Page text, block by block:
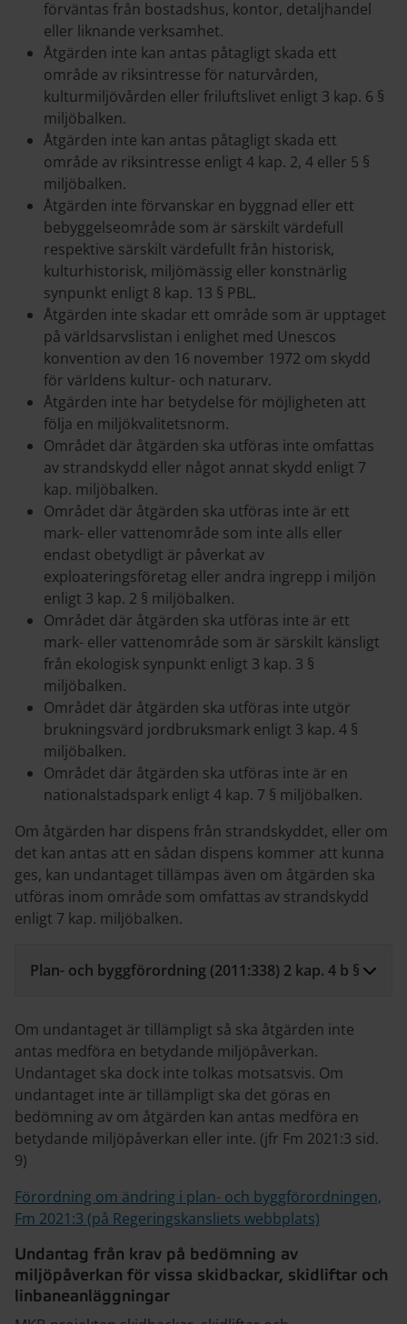
förväntas från bostadshus, kontor, detaljhandel
eller liknande verksamhet.
Åtgärden inte kan antas påtagligt skada ett
område av riksintresse för naturvården,
kulturmiljövården eller friluftslivet enligt 3 kap. 6 §
miljöbalken.
Åtgärden inte kan antas påtagligt skada ett
område av riksintresse enligt 4 kap. 2, 4 eller 5 §
miljöbalken.
Åtgärden inte förvanskar en byggnad eller ett
bebyggelseområde som är särskilt värdefull
respektive särskilt värdefullt från historisk,
kulturhistorisk, miljömässig eller konstnärlig
synpunkt enligt 8 kap. 13 § PBL.
Åtgärden inte skadar ett område som är upptaget
på världsarvslistan i enlighet med Unescos
konvention av den 16 november 1972 om skydd
för världens kultur- och naturarv.
Åtgärden inte har betydelse för möjligheten att
följa en miljökvalitetsnorm.
Området där åtgärden ska utföras inte omfattas
av strandskydd eller något annat skydd enligt 7
kap. miljöbalken.
Området där åtgärden ska utföras inte är ett
mark- eller vattenområde som inte alls eller
endast obetydligt är påverkat av
exploateringsföretag eller andra ingrepp i miljön
enligt 3 kap. 2 § miljöbalken.
Området där åtgärden ska utföras inte är ett
mark- eller vattenområde som är särskilt känsligt
från ekologisk synpunkt enligt 3 kap. 3 §
miljöbalken.
Området där åtgärden ska utföras inte utgör
brukningsvärd jordbruksmark enligt 3 kap. 4 §
miljöbalken.
Området där åtgärden ska utföras inte är en
nationalstadspark enligt 4 kap. 7 § miljöbalken.
Om åtgärden har dispens från strandskyddet, eller om
det kan antas att en sådan dispens kommer att kunna
ges, kan undantaget tillämpas även om åtgärden ska
utföras inom område som omfattas av strandskydd
enligt 7 kap. miljöbalken.
Plan- och byggförordning (2011:338) 2 kap. 4 b §
Om undantaget är tillämpligt så ska åtgärden inte
antas medföra en betydande miljöpåverkan.
Undantaget ska dock inte tolkas motsatsvis. Om
undantaget inte är tillämpligt ska det göras en
bedömning av om åtgärden kan antas medföra en
betydande miljöpåverkan eller inte. (jfr Fm 2021:3 sid.
9)
Förordning om ändring i plan- och byggförordningen,
Fm 2021:3 (på Regeringskansliets webbplats)
Undantag från krav på bedömning av
miljöpåverkan för vissa skidbackar, skidliftar och
linbaneanläggningar